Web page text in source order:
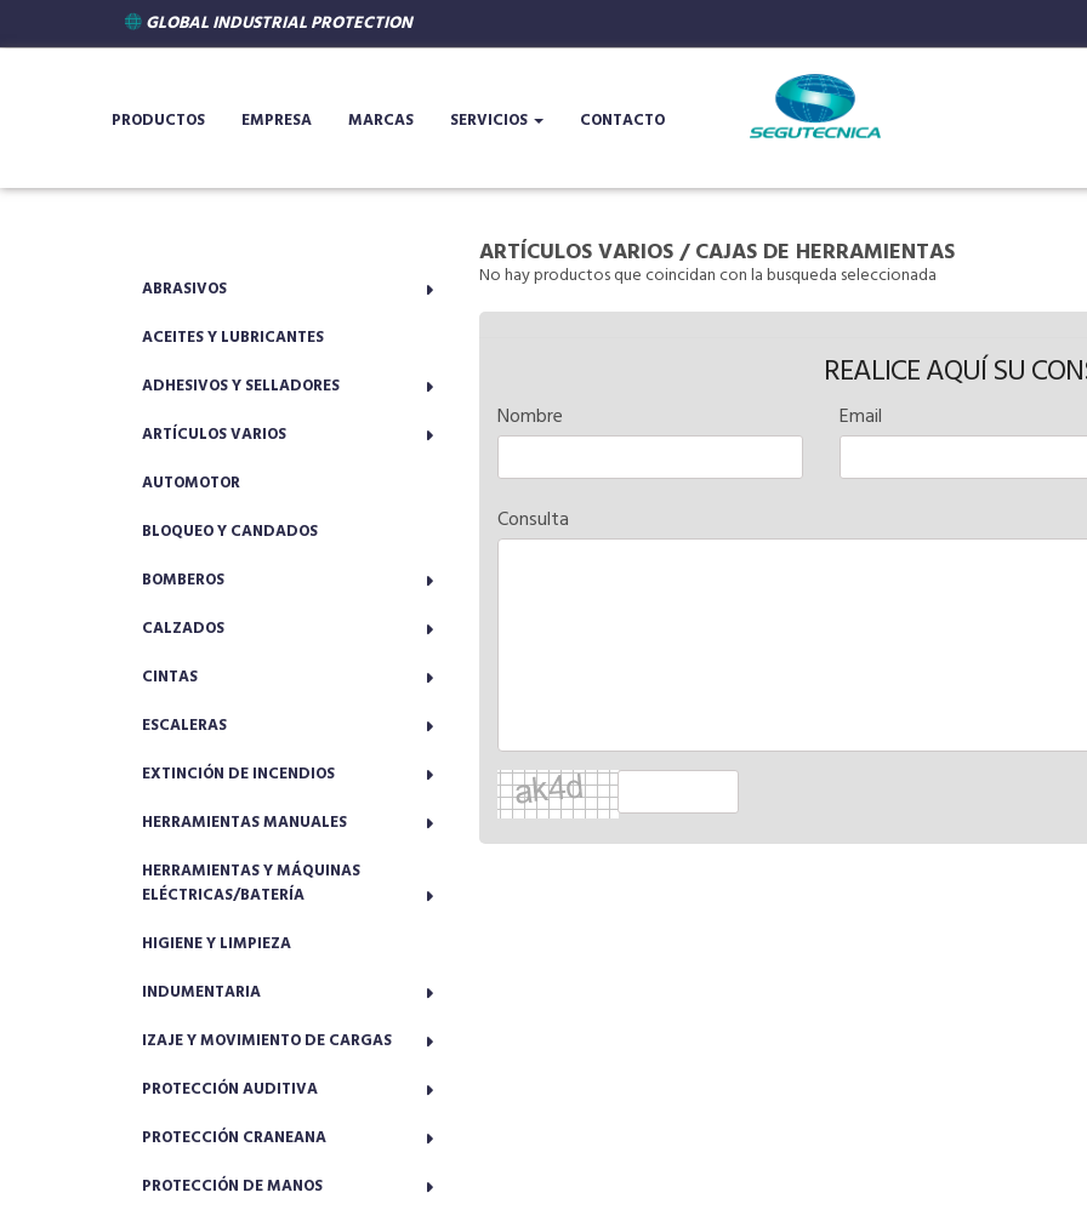
GLOBAL INDUSTRIAL PROTECTION
PRODUCTOS EMPRESA MARCAS SERVICIOS CONTACTO
ABRASIVOS
ACEITES Y LUBRICANTES
ADHESIVOS Y SELLADORES
ARTÍCULOS VARIOS
AUTOMOTOR
BLOQUEO Y CANDADOS
BOMBEROS
CALZADOS
CINTAS
ESCALERAS
EXTINCIÓN DE INCENDIOS
HERRAMIENTAS MANUALES
HERRAMIENTAS Y MÁQUINAS
ELÉCTRICAS/BATERÍA
HIGIENE Y LIMPIEZA
INDUMENTARIA
IZAJE Y MOVIMIENTO DE CARGAS
PROTECCIÓN AUDITIVA
PROTECCIÓN CRANEANA
PROTECCIÓN DE MANOS
ARTÍCULOS VARIOS/CAJAS DE HERRAMIENTAS
No hay productos que coincidan con la busqueda seleccionada
REALICE AQUÍ SU
Nombre Email
Consulta